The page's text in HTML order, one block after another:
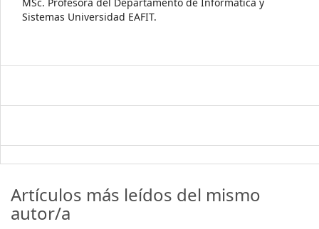
Sistemas Universidad EAFIT.
Artículos más leídos del mismo
autor/a